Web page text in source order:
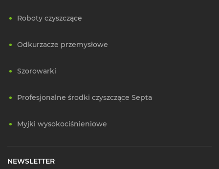
Roboty czyszczące
Odkurzacze przemysłowe
Szorowarki
Profesjonalne środki czyszczące Septa
Myjki wysokociśnieniowe
NEWSLETTER